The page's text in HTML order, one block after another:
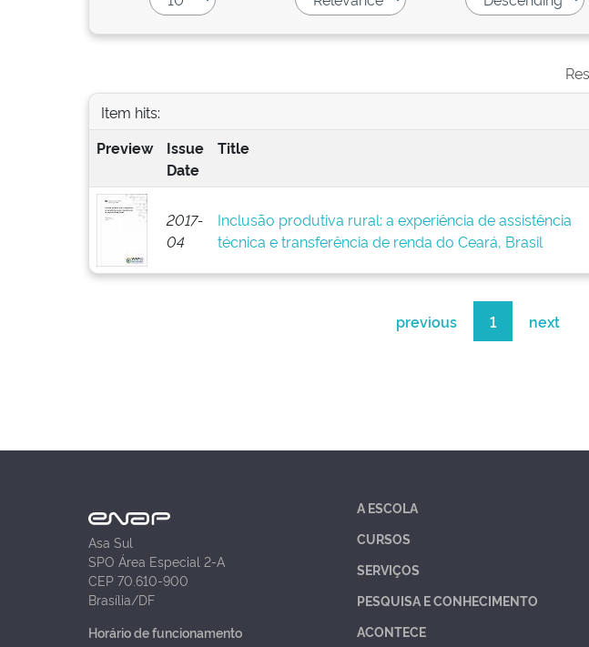
Item hits:
Preview
Issue
Date
Title
2017-
04
Inclusão produtiva rural: a experiência de assistência
técnica e transferência de renda do Ceará, Brasil
previous 1 next
Asa Sul
SPO Área Especial 2-A
CEP 70.610-900
Brasília/DF
Horário de funcionamento
A ESCOLA
CURSOS
SERVIÇOS
PESQUISA E CONHECIMENTO
ACONTECE